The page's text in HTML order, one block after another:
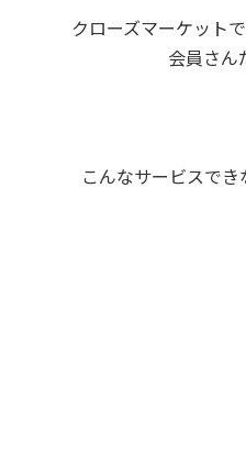
クローズマーケット
会員さん
こんなサービスで